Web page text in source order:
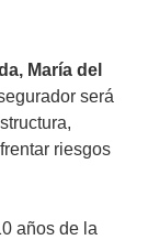
María del
será
riesgos
años de la